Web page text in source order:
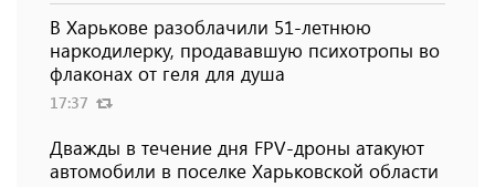
В Харькове разоблачили 51-летнюю
наркодилерку, продававшую психотропы во
флаконах от геля для душа
17:37
Дважды в течение дня FPV-дроны атакуют
автомобили в поселке Харьковской области